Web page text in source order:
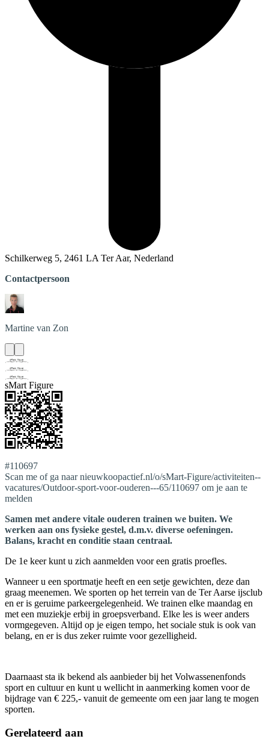
Schilkerweg 5, 2461 LA Ter Aar, Nederland
Contactpersoon
Martine van Zon
sMart Figure
#110697
Scan me of ga naar nieuwkoopactief.nl/o/sMart-Figure/activiteiten--
vacatures/Outdoor-sport-voor-ouderen---65/110697 om je aan te
melden
Samen met andere vitale ouderen trainen we buiten. We
werken aan ons fysieke gestel, d.m.v. diverse oefeningen.
Balans, kracht en conditie staan centraal.
De 1e keer kunt u zich aanmelden voor een gratis proefles.
Wanneer u een sportmatje heeft en een setje gewichten, deze dan
graag meenemen. We sporten op het terrein van de Ter Aarse ijsclub
en er is geruime parkeergelegenheid. We trainen elke maandag en
met een muziekje erbij in groepsverband. Elke les is weer anders
vormgegeven. Altijd op je eigen tempo, het sociale stuk is ook van
belang, en er is dus zeker ruimte voor gezelligheid.
Daarnaast sta ik bekend als aanbieder bij het Volwassenenfonds
sport en cultuur en kunt u wellicht in aanmerking komen voor de
bijdrage van € 225,- vanuit de gemeente om een jaar lang te mogen
sporten.
Gerelateerd aan